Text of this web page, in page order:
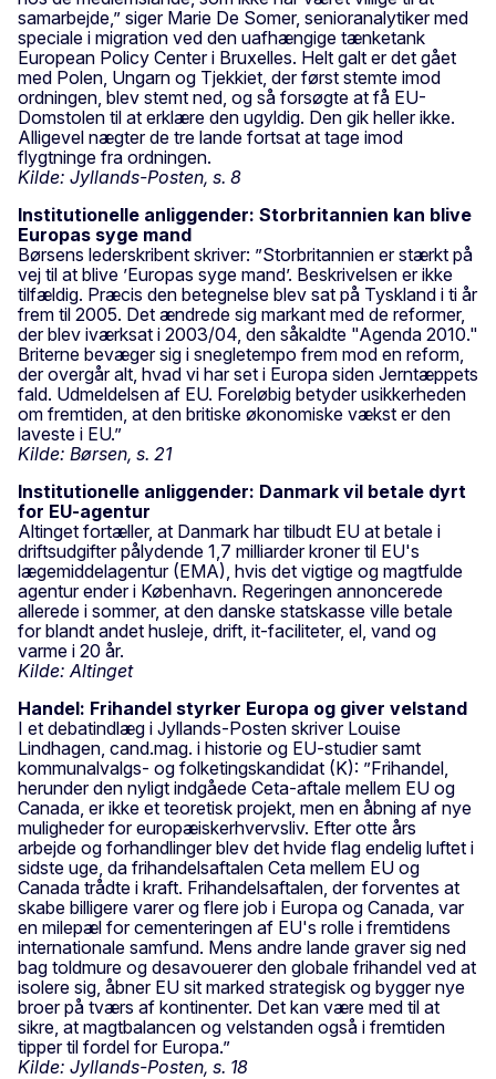
samarbejde,” siger Marie De Somer, senioranalytiker med
speciale i migration ved den uafhængige tænketank
European Policy Center i Bruxelles. Helt galt er det gået
med Polen, Ungarn og Tjekkiet, der først stemte imod
ordningen, blev stemt ned, og så forsøgte at få EU-
Domstolen til at erklære den ugyldig. Den gik heller ikke.
Alligevel nægter de tre lande fortsat at tage imod
flygtninge fra ordningen.
Kilde: Jyllands-Posten, s. 8
Institutionelle anliggender: Storbritannien kan blive
Europas syge mand
Børsens lederskribent skriver: ”Storbritannien er stærkt på
vej til at blive ’Europas syge mand’. Beskrivelsen er ikke
tilfældig. Præcis den betegnelse blev sat på Tyskland i ti år
frem til 2005. Det ændrede sig markant med de reformer,
der blev iværksat i 2003/04, den såkaldte "Agenda 2010."
Briterne bevæger sig i snegletempo frem mod en reform,
der overgår alt, hvad vi har set i Europa siden Jerntæppets
fald. Udmeldelsen af EU. Foreløbig betyder usikkerheden
om fremtiden, at den britiske økonomiske vækst er den
laveste i EU.”
Kilde: Børsen, s. 21
Institutionelle anliggender: Danmark vil betale dyrt
for EU-agentur
Altinget fortæller, at Danmark har tilbudt EU at betale i
driftsudgifter pålydende 1,7 milliarder kroner til EU's
lægemiddelagentur (EMA), hvis det vigtige og magtfulde
agentur ender i København. Regeringen annoncerede
allerede i sommer, at den danske statskasse ville betale
for blandt andet husleje, drift, it-faciliteter, el, vand og
varme i 20 år.
Kilde: Altinget
Handel: Frihandel styrker Europa og giver velstand
I et debatindlæg i Jyllands-Posten skriver Louise
Lindhagen, cand.mag. i historie og EU-studier samt
kommunalvalgs- og folketingskandidat (K): ”Frihandel,
herunder den nyligt indgåede Ceta-aftale mellem EU og
Canada, er ikke et teoretisk projekt, men en åbning af nye
muligheder for europæiskerhvervsliv. Efter otte års
arbejde og forhandlinger blev det hvide flag endelig luftet i
sidste uge, da frihandelsaftalen Ceta mellem EU og
Canada trådte i kraft. Frihandelsaftalen, der forventes at
skabe billigere varer og flere job i Europa og Canada, var
en milepæl for cementeringen af EU's rolle i fremtidens
internationale samfund. Mens andre lande graver sig ned
bag toldmure og desavouerer den globale frihandel ved at
isolere sig, åbner EU sit marked strategisk og bygger nye
broer på tværs af kontinenter. Det kan være med til at
sikre, at magtbalancen og velstanden også i fremtiden
tipper til fordel for Europa.”
Kilde: Jyllands-Posten, s. 18